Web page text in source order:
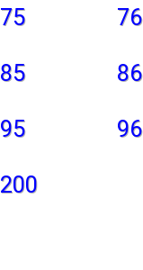
75 76
85 86
95 96
200